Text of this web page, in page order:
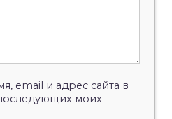
email и адрес сайта в
моих